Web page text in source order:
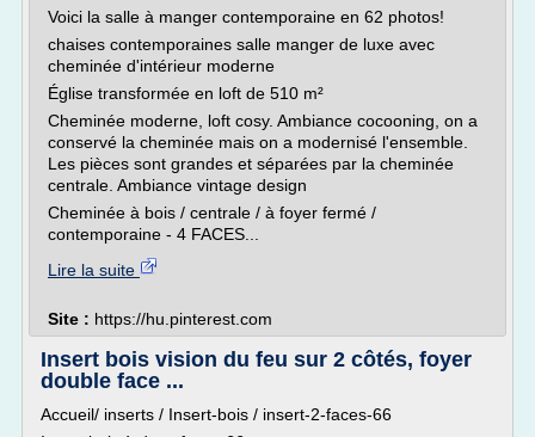
Voici la salle à manger contemporaine en 62 photos!
chaises contemporaines salle manger de luxe avec
cheminée d'intérieur moderne
Église transformée en loft de 510 m²
Cheminée moderne, loft cosy. Ambiance cocooning, on a
conservé la cheminée mais on a modernisé l'ensemble.
Les pièces sont grandes et séparées par la cheminée
centrale. Ambiance vintage design
Cheminée à bois / centrale / à foyer fermé /
contemporaine - 4 FACES...
Lire la suite
Site : https://hu.pinterest.com
Insert bois vision du feu sur 2 côtés, foyer
double face ...
Accueil/ inserts / Insert-bois / insert-2-faces-66